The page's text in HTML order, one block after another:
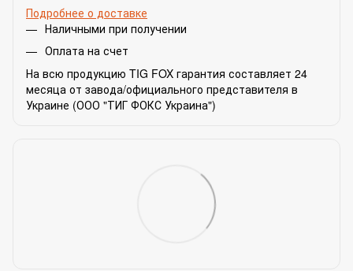
Подробнее о доставке
Наличными при получении
Оплата на счет
На всю продукцию TIG FOX гарантия составляет 24
месяца от завода/официального представителя в
Украине (ООО "ТИГ ФОКС Украина")